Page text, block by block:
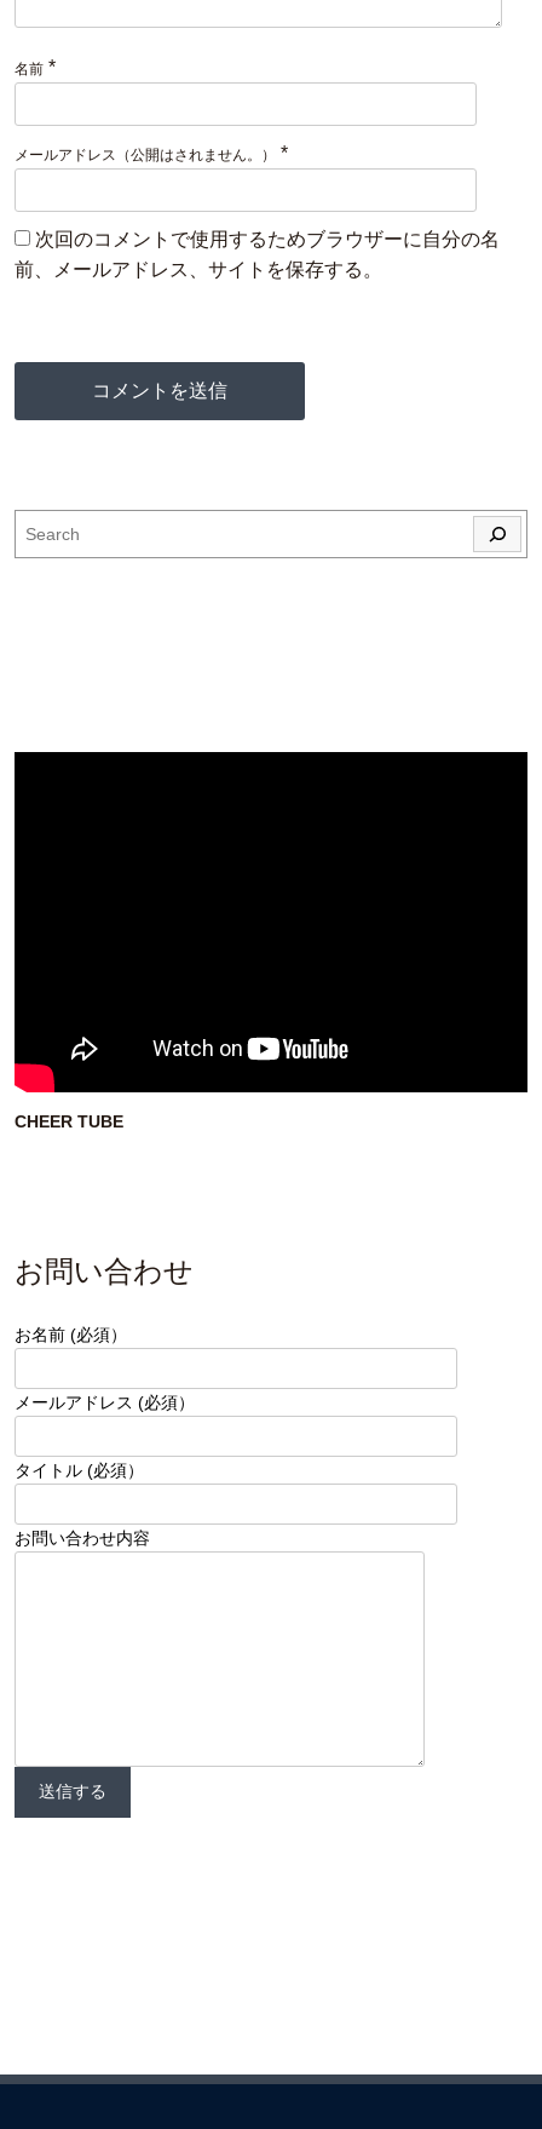
名前 *
メールアドレス（公開はされません。） *
次回のコメントで使用するためブラウザーに自分の名
前、メールアドレス、サイトを保存する。
CHEER TUBE
お問い合わせ
お名前 (必須）
メールアドレス (必須）
タイトル (必須）
お問い合わせ内容